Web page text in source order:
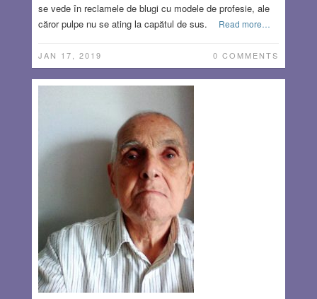
se vede în reclamele de blugi cu modele de profesie, ale
căror pulpe nu se ating la capătul de sus.
Read more…
JAN 17, 2019 0 COMMENTS